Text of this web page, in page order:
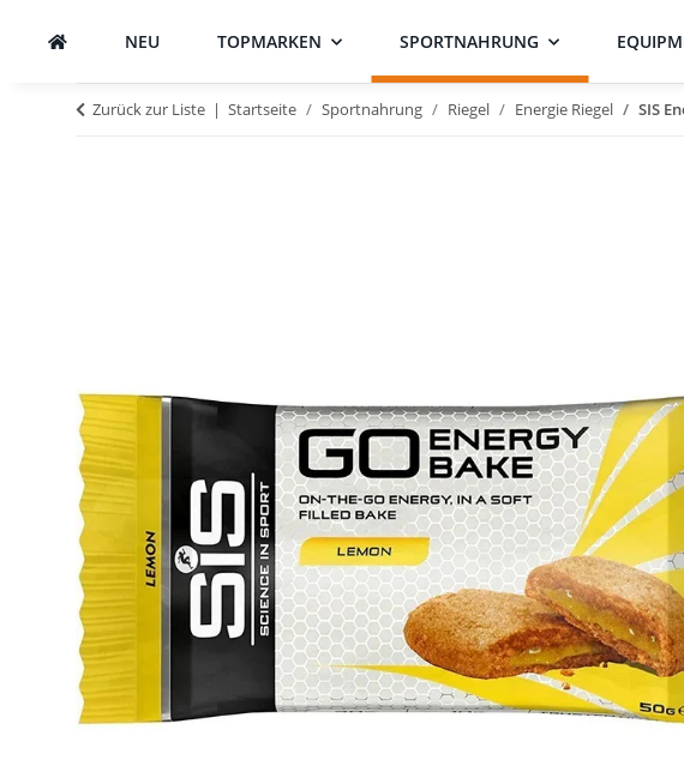
NEU TOPMARKEN SPORTNAHRUNG
Zurück zur Liste Startseite Sportnahrung Riegel Energie Riegel SIS